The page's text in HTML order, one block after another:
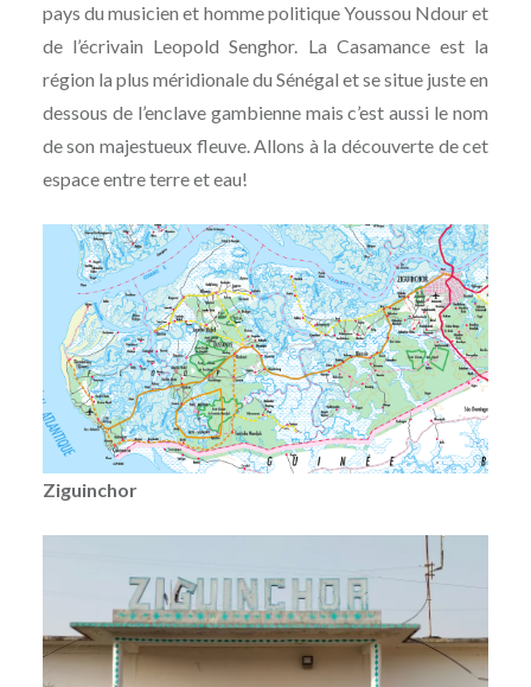
pays du musicien et homme politique Youssou Ndour et
de l’écrivain Leopold Senghor. La Casamance est la
région la plus méridionale du Sénégal et se situe juste en
dessous de l’enclave gambienne mais c’est aussi le nom
de son majestueux fleuve. Allons à la découverte de cet
espace entre terre et eau!
Ziguinchor